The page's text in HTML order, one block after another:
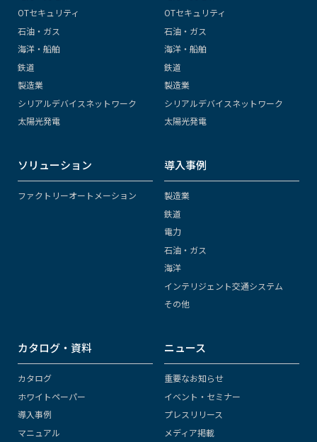
OTセキュリティ
石油・ガス
海洋・船舶
鉄道
製造業
シリアルデバイスネットワーク
太陽光発電
OTセキュリティ
石油・ガス
海洋・船舶
鉄道
製造業
シリアルデバイスネットワーク
太陽光発電
ソリューション
ファクトリーオートメーション
導入事例
製造業
鉄道
電力
石油・ガス
海洋
インテリジェント交通システム
その他
カタログ・資料
カタログ
ホワイトペーパー
導入事例
マニュアル
ニュース
重要なお知らせ
イベント・セミナー
プレスリリース
メディア掲載